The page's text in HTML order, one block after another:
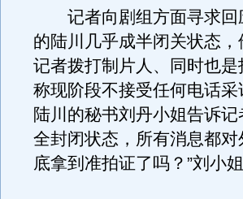
记者向剧组方面寻求回
的陆川几乎成半闭关状态
记者拨打制片人、同时也
称现阶段不接受任何电话
陆川的秘书刘丹小姐告诉
全封闭状态，所有消息都对
底拿到准拍证了吗？”刘小